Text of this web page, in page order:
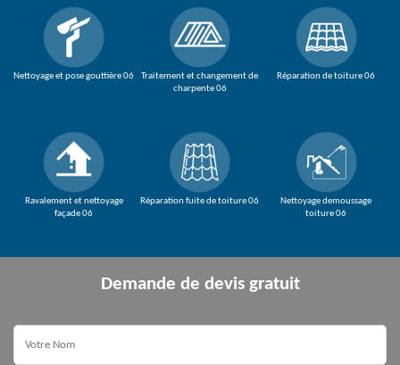
Nettoyage et pose gouttière 06
Ravalement et nettoyage
façade 06
Traitement et changement de
charpente 06
Réparation fuite de toiture 06
Réparation de toiture 06
Nettoyage demoussage
toiture 06
Demande de devis gratuit